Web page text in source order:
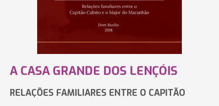
A CASA GRANDE DOS LENÇÓIS
RELAÇÕES FAMILIARES ENTRE O CAPITÃO